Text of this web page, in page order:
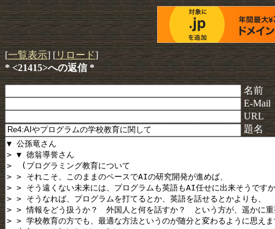
[一覧表示] [リロード]
* <21415>への返信 *
名前
E-Mail
URL
題名